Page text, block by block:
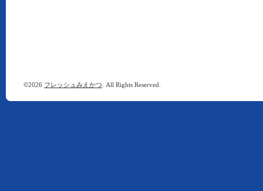
©2026 フレッシュみえかつ . All Rights Reserved.